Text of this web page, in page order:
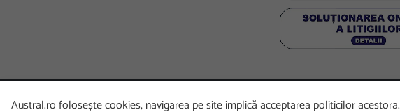
Copyright©2026 Austral. Toate drepturile rezervate. Powered byCommergent.
Austral.ro folosește cookies, navigarea pe site implică acceptarea politicilor acestora.